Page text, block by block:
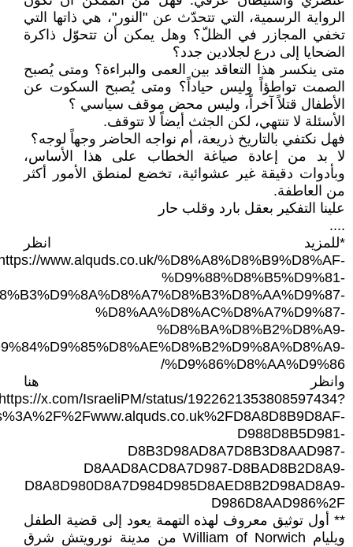
الرواية الرسمية، التي تتحدّث عن "النور"، هي ذاتها التي
تخفي المجازر في الظلّ؟ وهل يمكن أن تتحوّل ذاكرة
الضحايا إلى درع لجلادين جدد؟
متى ينكسر هذا التعاقد بين العمى والبراءة؟ ومتى يُصبح
الصمت تواطؤاً وليس حياداً؟ ومتى يُصبح السكوت عن
الأطفال قتلاً آخراً، وليس محض موقف سياسي ؟
الأسئلة لا تنتهي، لكن الجثث أيضاً لا تتوقف.
فهل نكتفي بالتاريخ ذريعة، أم نواجه الحاضر وجهاً لوجه؟
لا بد من إعادة صياغة الخطاب على هذا الأساس،
وبأدوات دقيقة غير عشوائية، تخضع لمنطق الأمور أكثر
من العاطفة.
علينا التفكير بعقل بارد وقلب حار
....
*للمزيد انظر
www.alquds.co.uk/%D8%A8%D8%B9%D8%AF-
%D9%88%D8%B5%D9%81-
%D8%AA%D8%AC%D8%A7%D9%87-
%D8%BA%D8%B2%D8%A9-
%D9%86%D8%AA%D9%86/
وانظر هنا
x.com/IsraeliPM/status/1922621353808597434?
D988D8B5D981-
D8B3D98AD8A7D8B3D8AAD987-
D8AAD8ACD8A7D987-D8BAD8B2D8A9-
D8A8D980D8A7D984D985D8AED8B2D98AD8A9-
D986D8AAD986%2F
** أول توثيق معروف لهذه التهمة يعود إلى قضية الطفل
ويليام William of Norwich من مدينة نورويتش شرق